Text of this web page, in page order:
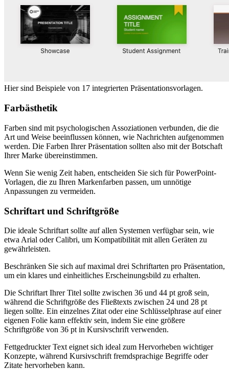
Hier sind Beispiele von 17 integrierten Präsentationsvorlagen.
Farbästhetik
Farben sind mit psychologischen Assoziationen verbunden, die die
Art und Weise beeinflussen können, wie Nachrichten aufgenommen
werden. Die Farben Ihrer Präsentation sollten also mit der Botschaft
Ihrer Marke übereinstimmen.
Wenn Sie wenig Zeit haben, entscheiden Sie sich für PowerPoint-
Vorlagen, die zu Ihren Markenfarben passen, um unnötige
Anpassungen zu vermeiden.
Schriftart und Schriftgröße
Die ideale Schriftart sollte auf allen Systemen verfügbar sein, wie
etwa Arial oder Calibri, um Kompatibilität mit allen Geräten zu
gewährleisten.
Beschränken Sie sich auf maximal drei Schriftarten pro Präsentation,
um ein klares und einheitliches Erscheinungsbild zu erhalten.
Die Schriftart Ihrer Titel sollte zwischen 36 und 44 pt groß sein,
während die Schriftgröße des Fließtexts zwischen 24 und 28 pt
liegen sollte. Ein einzelnes Zitat oder eine Schlüsselphrase auf einer
eigenen Folie kann effektiv sein, indem Sie eine größere
Schriftgröße von 36 pt in Kursivschrift verwenden.
Fettgedruckter Text eignet sich ideal zum Hervorheben wichtiger
Konzepte, während Kursivschrift fremdsprachige Begriffe oder
Zitate hervorheben kann.